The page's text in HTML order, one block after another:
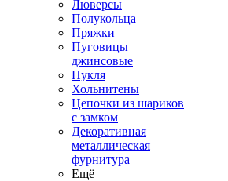
Люверсы
Полукольца
Пряжки
Пуговицы
джинсовые
Пукля
Хольнитены
Цепочки из шариков
с замком
Декоративная
металлическая
фурнитура
Ещё